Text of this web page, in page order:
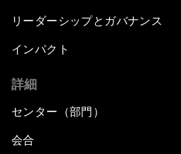
リーダーシップとガバナンス
インパクト
詳細
センター（部門）
会合